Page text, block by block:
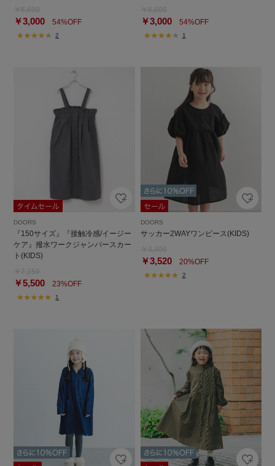
￥3,000 54%OFF
2
￥3,00054%OFF
1
DOORS
『150サイズ』『接触冷感/イージー
ケア』撥水ワークジャンパースカー
ト(KIDS)
￥5,500 23%OFF
1
DOORS
サッカー2WAYワンピース(KIDS)
￥3,52020%OFF
2